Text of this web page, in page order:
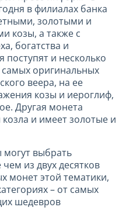
в филиалах банка
золотыми и
козы, а также с
богатства и
и несколько
оригинальных
веера, на ее
козы и иероглиф,
Другая монета
и имеет золотые и
выбрать
из двух десятков
монет этой тематики,
– от самых
шедевров